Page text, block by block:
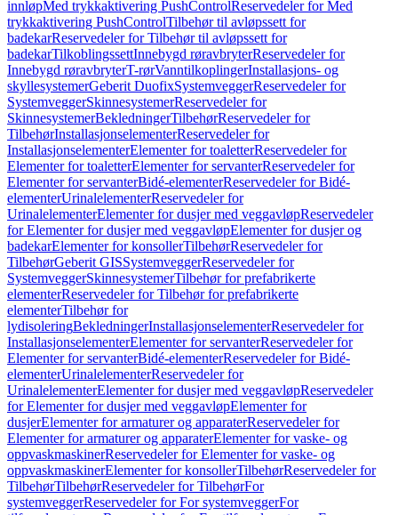
innløpMed trykkaktivering PushControlReservedeler for Med
trykkaktivering PushControlTilbehør til avløpssett for
badekarReservedeler for Tilbehør til avløpssett for
badekarTilkoblingssettInnebygd røravbryterReservedeler for
Innebygd røravbryterT-rørVanntilkoplingerInstallasjons- og
skyllesystemerGeberit DuofixSystemveggerReservedeler for
SystemveggerSkinnesystemerReservedeler for
SkinnesystemerBekledningerTilbehørReservedeler for
TilbehørInstallasjonselementerReservedeler for
InstallasjonselementerElementer for toaletterReservedeler for
Elementer for toaletterElementer for servanterReservedeler for
Elementer for servanterBidé-elementerReservedeler for Bidé-
elementerUrinalelementerReservedeler for
UrinalelementerElementer for dusjer med veggavløpReservedeler
for Elementer for dusjer med veggavløpElementer for dusjer og
badekarElementer for konsollerTilbehørReservedeler for
TilbehørGeberit GISSystemveggerReservedeler for
SystemveggerSkinnesystemerTilbehør for prefabrikerte
elementerReservedeler for Tilbehør for prefabrikerte
elementerTilbehør for
lydisoleringBekledningerInstallasjonselementerReservedeler for
InstallasjonselementerElementer for servanterReservedeler for
Elementer for servanterBidé-elementerReservedeler for Bidé-
elementerUrinalelementerReservedeler for
UrinalelementerElementer for dusjer med veggavløpReservedeler
for Elementer for dusjer med veggavløpElementer for
dusjerElementer for armaturer og apparaterReservedeler for
Elementer for armaturer og apparaterElementer for vaske- og
oppvaskmaskinerReservedeler for Elementer for vaske- og
oppvaskmaskinerElementer for konsollerTilbehørReservedeler for
TilbehørTilbehørReservedeler for TilbehørFor
systemveggerReservedeler for For systemveggerFor